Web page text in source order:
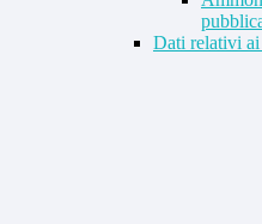
Dati relativi ai